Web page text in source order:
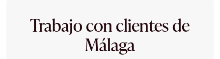
Trabajo con clientes de
Málaga